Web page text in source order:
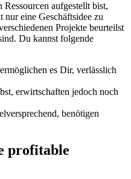
aufgestellt bist,
nur eine Geschäftsidee zu
Projekte beurteilst
Du kannst folgende
es Dir, verlässlich
erwirtschaften jedoch noch
benötigen
profitable